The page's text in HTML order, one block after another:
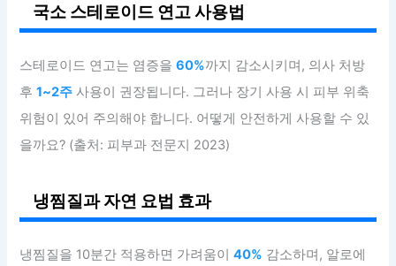
국소 스테로이드 연고 사용법
스테로이드 연고는 염증을60%까지 감소시키며, 의사 처방
후1~2주 사용이 권장됩니다. 그러나 장기 사용 시 피부 위축
위험이 있어 주의해야 합니다. 어떻게 안전하게 사용할 수 있
을까요? (출처: 피부과 전문지 2023)
냉찜질과 자연 요법 효과
냉찜질을 10분간 적용하면 가려움이40% 감소하며, 알로에